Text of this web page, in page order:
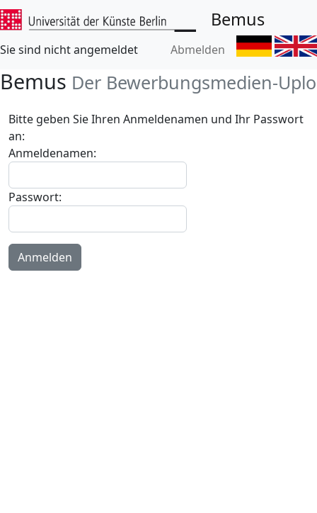
Bemus
Sie sind nicht angemeldet Abmelden
Bemus Der Bewerbungsmedien-
Bitte geben Sie Ihren Anmeldenamen und Ihr Passwort
an:
Anmeldenamen:
Passwort:
Anmelden